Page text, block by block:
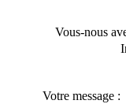
Vous-nous
Votre message :